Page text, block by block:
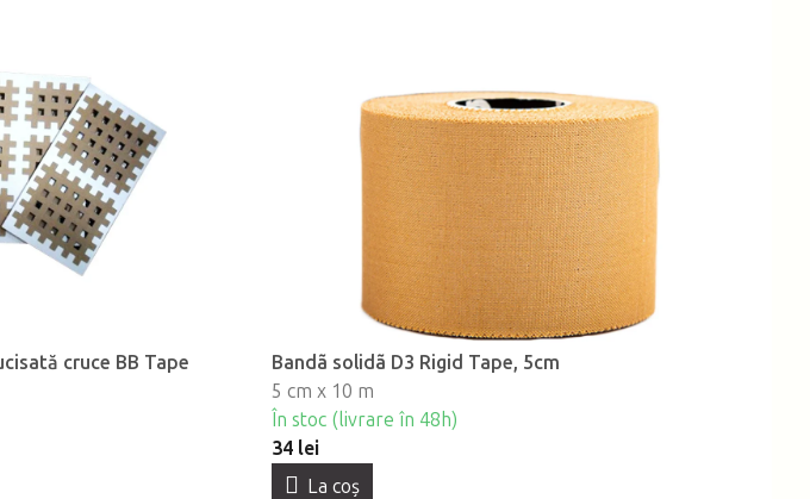
cruce BB Tape
Bandã solidã D3 Rigid Tape, 5cm
5 cm x 10 m
În stoc (livrare în 48h)
34 lei
La coş